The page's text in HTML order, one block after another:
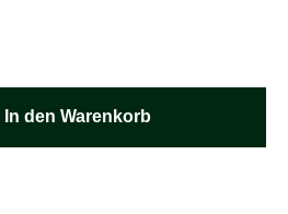
Wert ein
In den Warenkorb